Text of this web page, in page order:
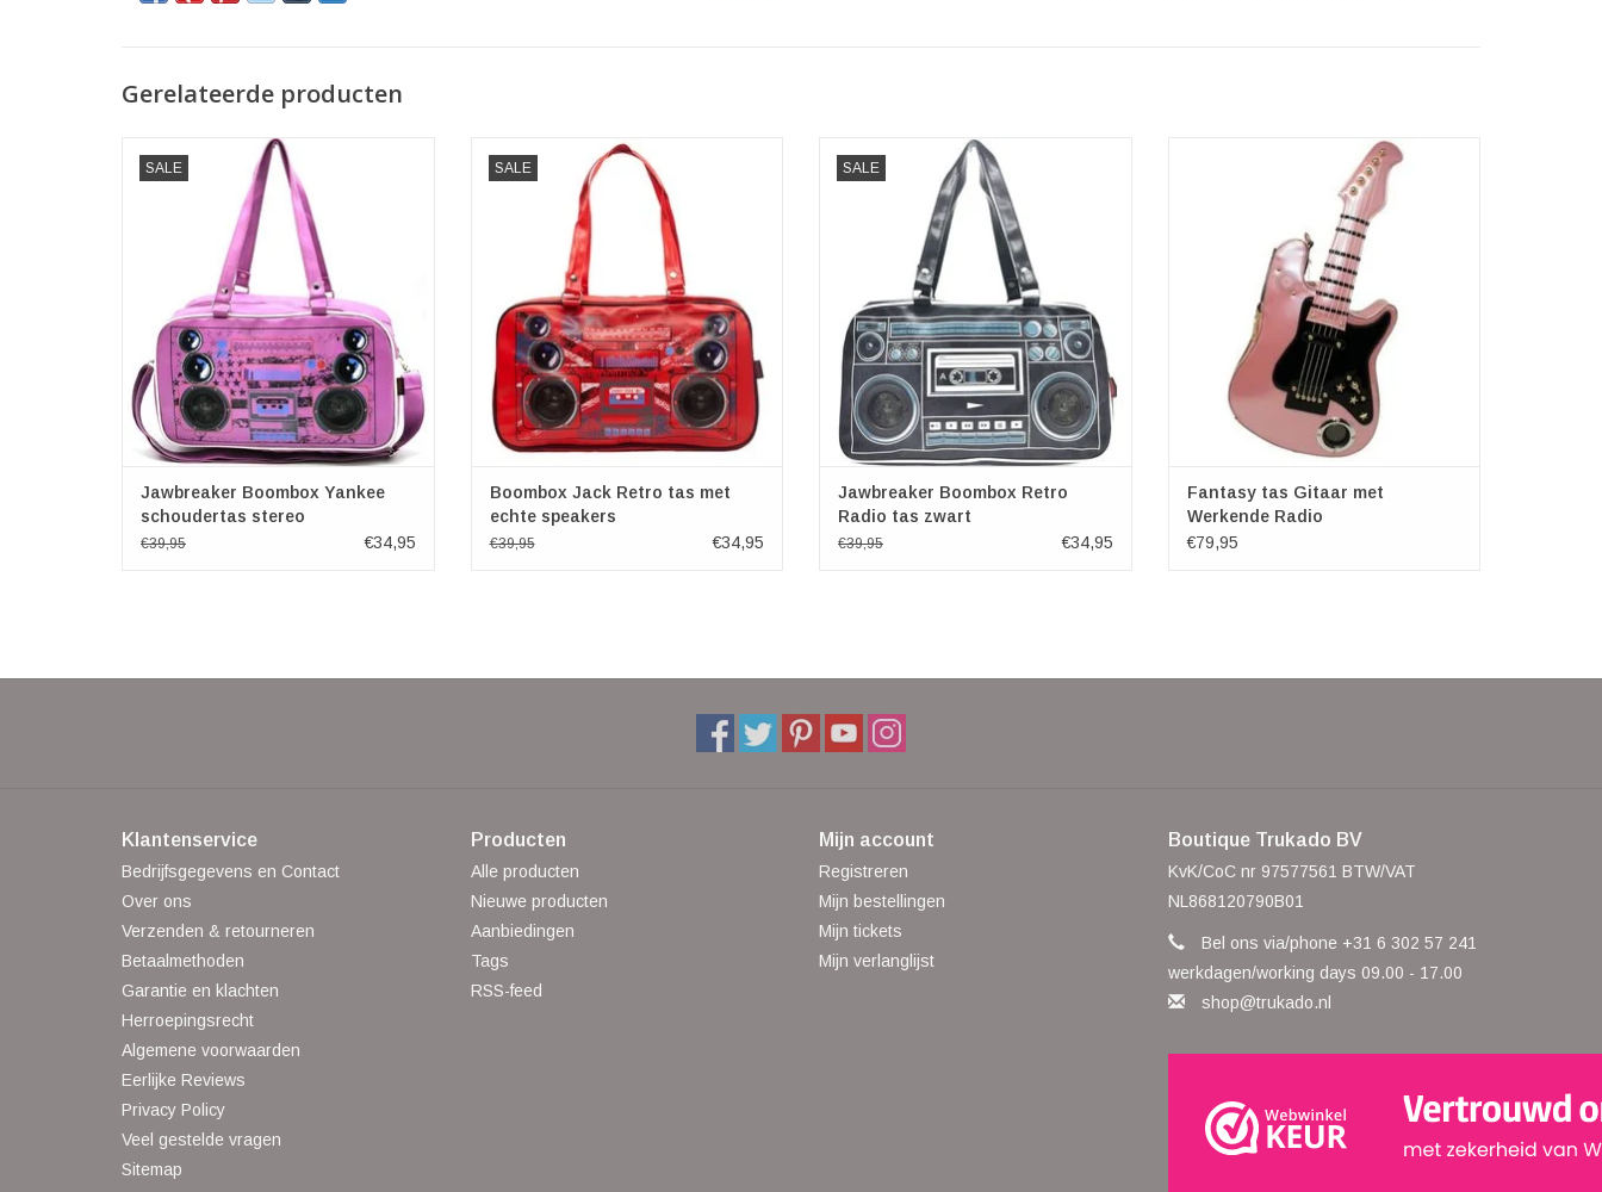
Gerelateerde producten
SALE
Vintage tassen retro tassen - Boombox
Yankee schoudertas stereo
Jawbreaker Boombox Yankee
schoudertas stereo
€39,95 €34,95
SALE
Boombox Jack Retro tas met echte speakers
Boombox Jack Retro tas met
echte speakers
€39,95 €34,95
SALE
Jawbreaker Boombox Retro Radio tas zwart
Jawbreaker Boombox Retro
Radio tas zwart
€39,95 €34,95
Fantasy tassen en portemonnees - Fantasy
tas Gitaar met Werkende Radio
Fantasy tas Gitaar met
Werkende Radio
€79,95
Klantenservice
Bedrijfsgegevens en Contact
Over ons
Verzenden & retourneren
Betaalmethoden
Garantie en klachten
Herroepingsrecht
Algemene voorwaarden
Eerlijke Reviews
Privacy Policy
Veel gestelde vragen
Sitemap
Producten
Alle producten
Nieuwe producten
Aanbiedingen
Tags
RSS-feed
Mijn account
Registreren
Mijn bestellingen
Mijn tickets
Mijn verlanglijst
Boutique Trukado BV
KvK/CoC nr 97577561 BTW/VAT
NL868120790B01
Bel ons via/phone +31 6 302 57 241
werkdagen/working days 09.00 - 17.00
shop@trukado.nl